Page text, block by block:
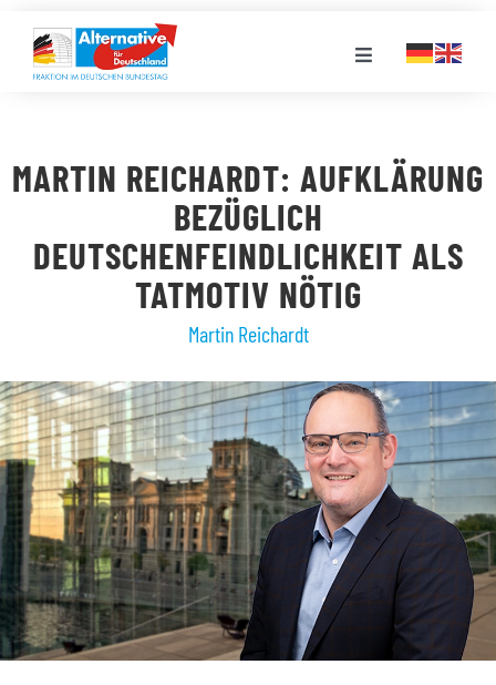
Inhalt
springen
Toggle
VERANSTALTUNGEN
STELLENPORTAL
MEDIATHEK
MARTIN REICHARDT: AUFKLÄRUNG
BEZÜGLICH
DEUTSCHENFEINDLICHKEIT ALS
TATMOTIV NÖTIG
Martin Reichardt